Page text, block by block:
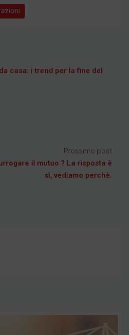
casa: i trend per la fine del
Prossimo post
il mutuo ? La risposta è
sì, vediamo perchè.